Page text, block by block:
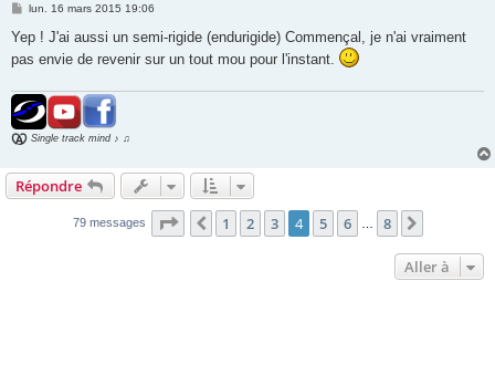
M
s
s
a
lun. 16 mars 2015 19:06
Yep ! J'ai aussi un semi-rigide (endurigide) Commençal, je n'ai vraiment
pas envie de revenir sur un tout mou pour l'instant.
Single track mind ♪ ♫
Répondre
79 messages Page sur8
Précédente
1 2 3 4 5 6 8
Aller à